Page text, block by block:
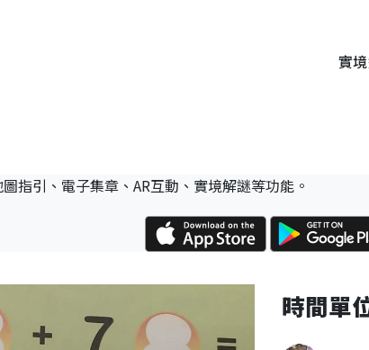
實
指引、電子集章、AR互動、實境解謎等功能。
時間單